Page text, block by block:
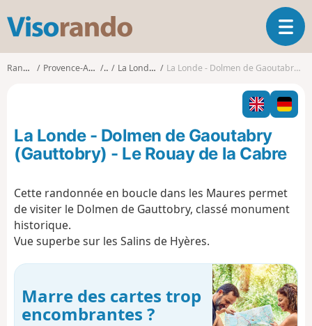
s
o
o
O
u
v
i
r
l
n
i
g
o
n
Randonnées Provence-Alpes-Côte d'Azur VarLa Londe-les-Maures La Londe - Dolmen de Gaoutabry (Gauttobry) - Le Rouay de la Cabre
La Londe - Dolmen de Gaoutabry
(Gauttobry) - Le Rouay de la Cabre
Cette randonnée en boucle dans les Maures permet
de visiter le Dolmen de Gauttobry, classé monument
historique.
Vue superbe sur les Salins de Hyères.
Marre des cartes trop
encombrantes ?